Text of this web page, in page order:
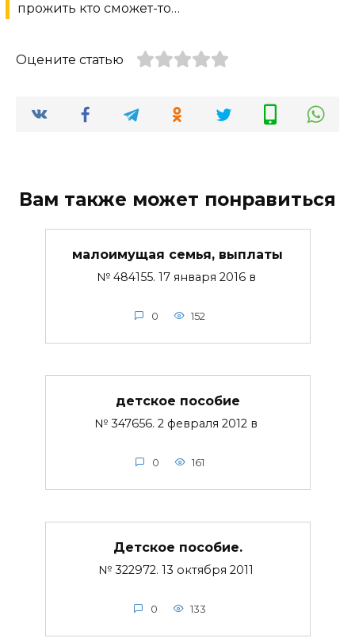
прожить кто сможет-то…
Оцените статью
Вам также может понравиться
малоимущая семья, выплаты
№ 484155. 17 января 2016 в
0 152
детское пособие
№ 347656. 2 февраля 2012 в
0 161
Детское пособие.
№ 322972. 13 октября 2011
0 133